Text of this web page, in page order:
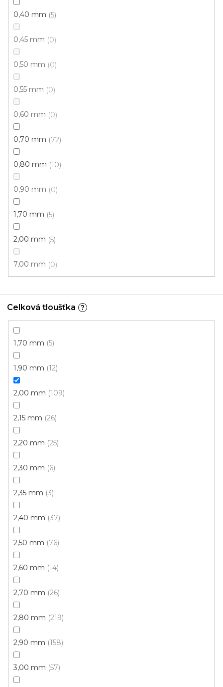
0,40 mm 5
0,45 mm 0
0,50 mm 0
0,55 mm 0
0,60 mm 0
0,70 mm 72
0,80 mm 10
0,90 mm 0
1,70 mm 5
2,00 mm 5
7,00 mm 0
Celková tloušťka ?
1,70 mm 5
1,90 mm 12
2,00 mm 109
2,15 mm 26
2,20 mm 25
2,30 mm 6
2,35 mm 3
2,40 mm 37
2,50 mm 76
2,60 mm 14
2,70 mm 26
2,80 mm 219
2,90 mm 158
3,00 mm 57
PVC podlaha FLOORTEX Copenhagen 554
od332 Kč/ m2
PVC podlaha FLOORTEX Helsinky 536
Skladem externě, odesíláme do 2-3 dnů
od